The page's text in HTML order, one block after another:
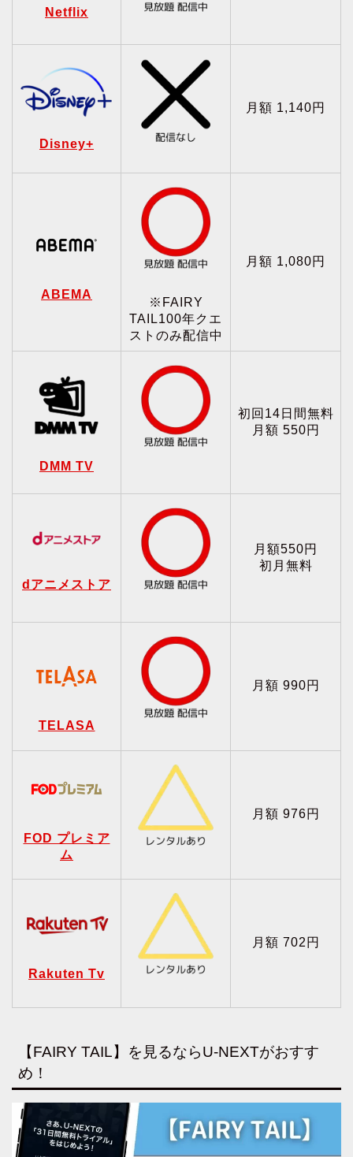
Netflix
Disney+
月額 1,140円
ABEMA
※FAIRY
TAIL100年クエ
ストのみ配信中
月額 1,080円
DMM TV
初回14日間無料
月額 550円
dアニメストア
月額550円
初月無料
TELASA
月額 990円
FOD プレミア
ム
月額 976円
Rakuten Tv
月額 702円
【FAIRY TAIL】を見るならU-NEXTがおすす
め！